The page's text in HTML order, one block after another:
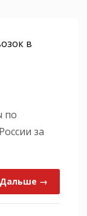
в
по
за
Дальше →